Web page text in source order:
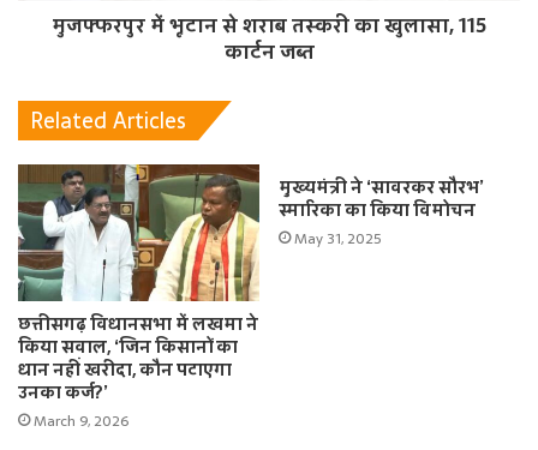
मुजफ्फरपुर में भूटान से शराब तस्करी का खुलासा, 115
कार्टन जब्त
Related Articles
छत्तीसगढ़ विधानसभा में लखमा ने
किया सवाल, ‘जिन किसानों का
धान नहीं खरीदा, कौन पटाएगा
उनका कर्ज?’
March 9, 2026
मुख्यमंत्री ने ‘सावरकर सौरभ’
स्मारिका का किया विमोचन
May 31, 2025